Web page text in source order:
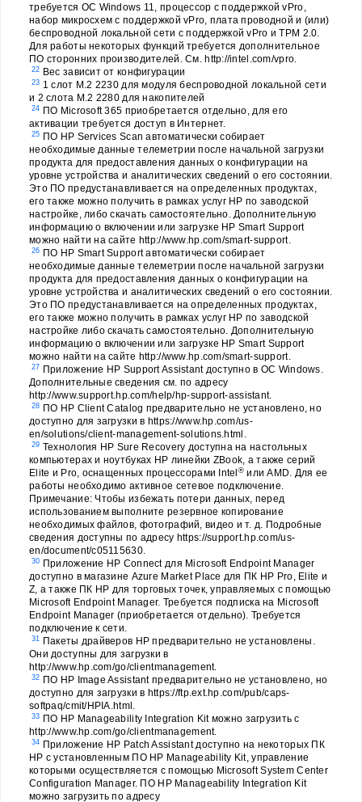
требуется ОС Windows 11, процессор с поддержкой vPro,
набор микросхем с поддержкой vPro, плата проводной и (или)
беспроводной локальной сети с поддержкой vPro и TPM 2.0.
Для работы некоторых функций требуется дополнительное
ПО сторонних производителей. См. http://intel.com/vpro.
22 Вес зависит от конфигурации
23 1 слот M.2 2230 для модуля беспроводной локальной сети
и 2 слота M.2 2280 для накопителей
24 ПО Microsoft 365 приобретается отдельно, для его
активации требуется доступ в Интернет.
25 ПО HP Services Scan автоматически собирает
необходимые данные телеметрии после начальной загрузки
продукта для предоставления данных о конфигурации на
уровне устройства и аналитических сведений о его состоянии.
Это ПО предустанавливается на определенных продуктах,
его также можно получить в рамках услуг HP по заводской
настройке, либо скачать самостоятельно. Дополнительную
информацию о включении или загрузке HP Smart Support
можно найти на сайте http://www.hp.com/smart-support.
26 ПО HP Smart Support автоматически собирает
необходимые данные телеметрии после начальной загрузки
продукта для предоставления данных о конфигурации на
уровне устройства и аналитических сведений о его состоянии.
Это ПО предустанавливается на определенных продуктах,
его также можно получить в рамках услуг HP по заводской
настройке либо скачать самостоятельно. Дополнительную
информацию о включении или загрузке HP Smart Support
можно найти на сайте http://www.hp.com/smart-support.
27 Приложение HP Support Assistant доступно в ОС Windows.
Дополнительные сведения см. по адресу
http://www.support.hp.com/help/hp-support-assistant.
28 ПО HP Client Catalog предварительно не установлено, но
доступно для загрузки в https://www.hp.com/us-
en/solutions/client-management-solutions.html.
29 Технология HP Sure Recovery доступна на настольных
компьютерах и ноутбуках HP линейки ZBook, а также серий
Elite и Pro, оснащенных процессорами Intel ® или AMD. Для ее
работы необходимо активное сетевое подключение.
Примечание: Чтобы избежать потери данных, перед
использованием выполните резервное копирование
необходимых файлов, фотографий, видео и т. д. Подробные
сведения доступны по адресу https://support.hp.com/us-
en/document/c05115630.
30 Приложение HP Connect для Microsoft Endpoint Manager
доступно в магазине Azure Market Place для ПК HP Pro, Elite и
Z, а также ПК HP для торговых точек, управляемых с помощью
Microsoft Endpoint Manager. Требуется подписка на Microsoft
Endpoint Manager (приобретается отдельно). Требуется
подключение к сети.
31
Пакеты драйверов HP предварительно не установлены.
Они доступны для загрузки в
http://www.hp.com/go/clientmanagement.
32 ПО HP Image Assistant предварительно не установлено, но
доступно для загрузки в https://ftp.ext.hp.com/pub/caps-
softpaq/cmit/HPIA.html.
33 ПО HP Manageability Integration Kit можно загрузить с
http://www.hp.com/go/clientmanagement.
34 Приложение HP Patch Assistant доступно на некоторых ПК
HP с установленным ПО HP Manageability Kit, управление
которыми осуществляется с помощью Microsoft System Center
Configuration Manager. ПО HP Manageability Integration Kit
можно загрузить по адресу